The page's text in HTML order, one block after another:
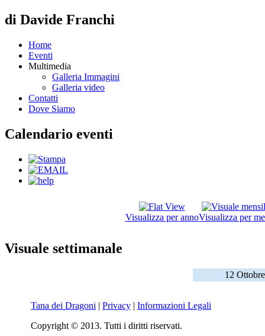
di Davide Franchi
Home
Eventi
Multimedia
Galleria Immagini
Galleria video
Contatti
Dove Siamo
Calendario eventi
Visualizza per annoVisualizza per
Visuale settimanale
12
Tana dei Dragoni | Privacy | Informazioni Legali
Copyright © 2013. Tutti i diritti riservati.